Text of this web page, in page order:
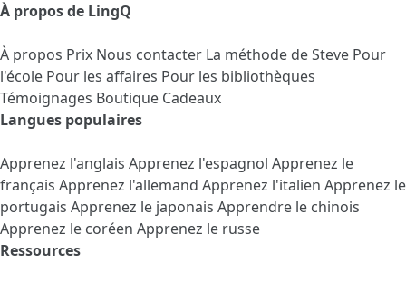
À propos de LingQ
À propos Prix Nous contacter La méthode de Steve Pour
l'école Pour les affaires Pour les bibliothèques
Témoignages Boutique Cadeaux
Langues populaires
Apprenez l'anglais Apprenez l'espagnol Apprenez le
français Apprenez l'allemand Apprenez l'italien Apprenez le
portugais Apprenez le japonais Apprendre le chinois
Apprenez le coréen Apprenez le russe
Ressources